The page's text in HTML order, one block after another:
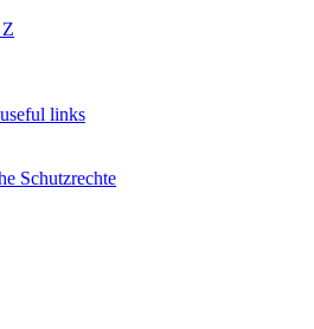
links
Schutzrechte